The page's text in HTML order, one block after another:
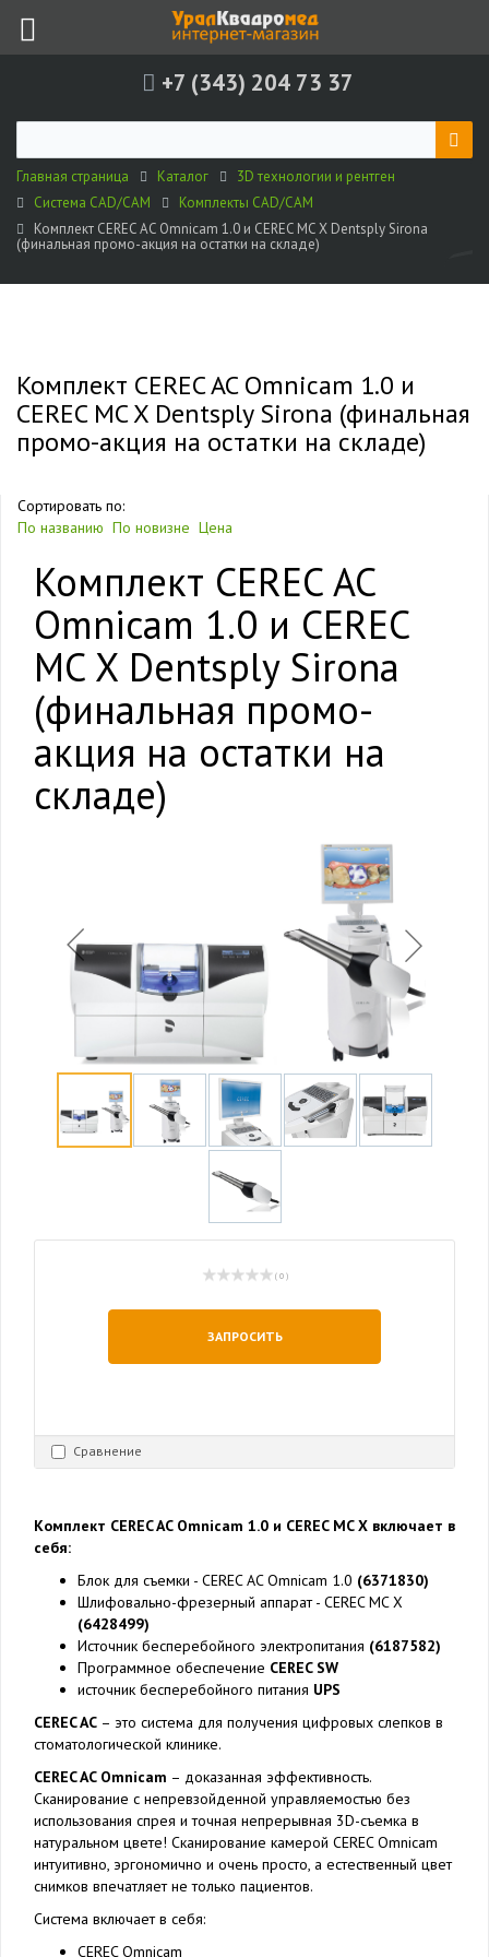
+7 (343) 204 73 37
Главная страница Каталог
3D технологии и рентген
Система CAD/CAM
Комплекты CAD/CAM
Комплект CEREC AC Omnicam 1.0 и CEREC MC X Dentsply Sirona
(финальная промо-акция на остатки на складе)
Комплект CEREC AC Omnicam 1.0 и
CEREC MC X Dentsply Sirona (финальная
промо-акция на остатки на складе)
Сортировать по:
По названию По новизне Цена
Комплект CEREC AC
Omnicam 1.0 и CEREC
MC X Dentsply Sirona
(финальная промо-
акция на остатки на
складе)
( 0 )
ЗАПРОСИТЬ
Сравнение
Комплект CEREC AC Omnicam 1.0 и CEREC MC X включает в
себя:
Блок для съемки - CEREC AC Omnicam 1.0 (6371830)
Шлифовально-фрезерный аппарат - CEREC MC X
(6428499)
Источник бесперебойного электропитания (6187582)
Программное обеспечение CEREC SW
источник бесперебойного питания UPS
CEREC AC – это система для получения цифровых слепков в
стоматологической клинике.
CEREC AC Omnicam – доказанная эффективность.
Сканирование с непревзойденной управляемостью без
использования спрея и точная непрерывная 3D-съемка в
натуральном цвете! Сканирование камерой CEREC Omnicam
интуитивно, эргономично и очень просто, а естественный цвет
снимков впечатляет не только пациентов.
Система включает в себя:
CEREC Omnicam